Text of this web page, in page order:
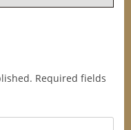
Required fields